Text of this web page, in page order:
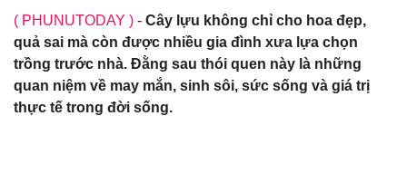
( PHUNUTODAY ) - Cây lựu không chỉ cho hoa đẹp,
quả sai mà còn được nhiều gia đình xưa lựa chọn
trồng trước nhà. Đằng sau thói quen này là những
quan niệm về may mắn, sinh sôi, sức sống và giá trị
thực tế trong đời sống.